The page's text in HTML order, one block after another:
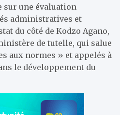
sur une évaluation
administratives et
du côté de Kodzo Agano,
de tutelle, qui salue
aux normes » et appelés à
le développement du